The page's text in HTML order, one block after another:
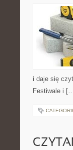
i daje się
Festiwale i